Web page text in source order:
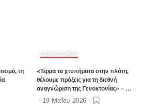
τη
ΠΟΛΙΤΙΣΜΟΣ
«Τέρμα τα χτυπήματα στην πλάτη,
θέλουμε πράξεις για τη διεθνή
αναγνώριση της Γενοκτονίας» – O
Χ. Ναβροζίδης στον Ε97 για τη 19η
19 Μαΐου 2026